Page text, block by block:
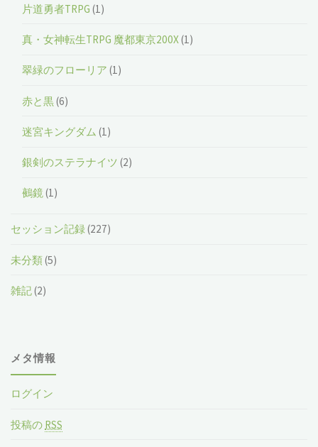
片道勇者TRPG (1)
真・女神転生TRPG 魔都東京200X(1)
翠緑のフローリア (1)
赤と黒(6)
迷宮キングダム (1)
銀剣のステラナイツ (2)
鵺鏡(1)
セッション記録(227)
未分類(5)
雑記(2)
メタ情報
ログイン
投稿の RSS